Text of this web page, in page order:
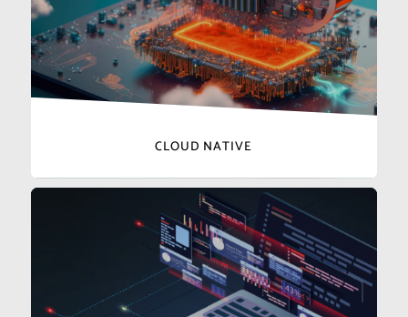
CLOUD NATIVE